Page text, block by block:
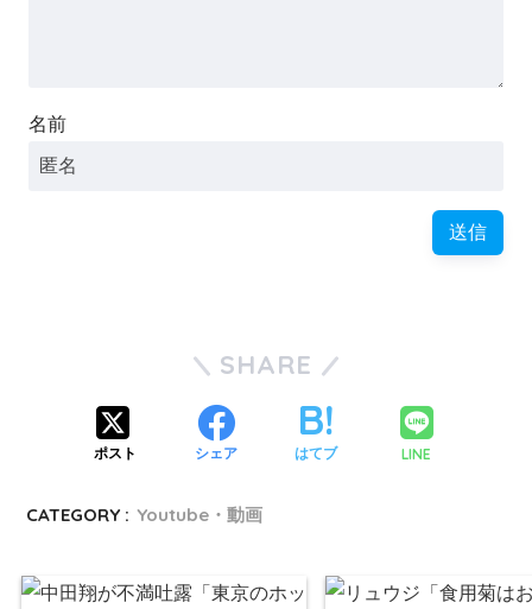
名前
SHARE
ポスト シェア はてブ LINE
CATEGORY : Youtube・動画